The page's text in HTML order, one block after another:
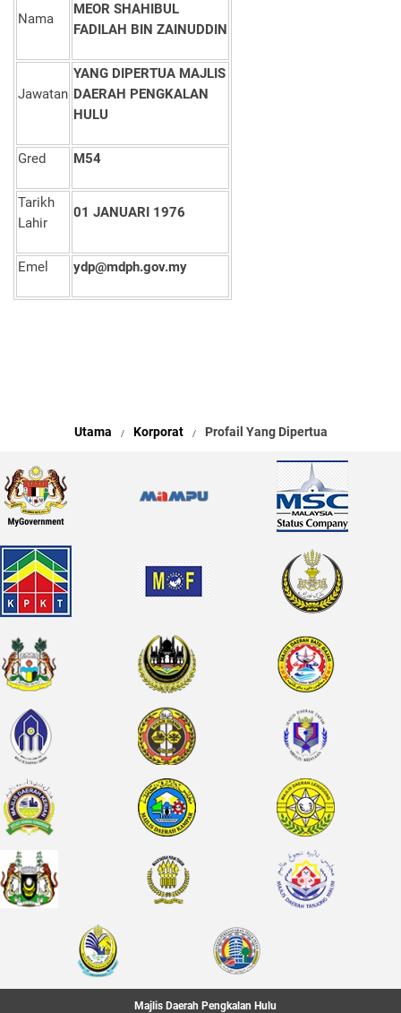
Nama
MEOR SHAHIBUL
FADILAH BIN ZAINUDDIN
Jawatan
YANG DIPERTUA MAJLIS
DAERAH PENGKALAN
HULU
Gred M54
Tarikh
Lahir
01 JANUARI 1976
Emel ydp@mdph.gov.my
Utama Korporat Profail Yang Dipertua
Majlis Daerah Pengkalan Hulu